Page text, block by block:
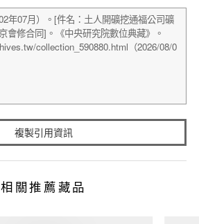
複製引用資訊
相關推薦藏品